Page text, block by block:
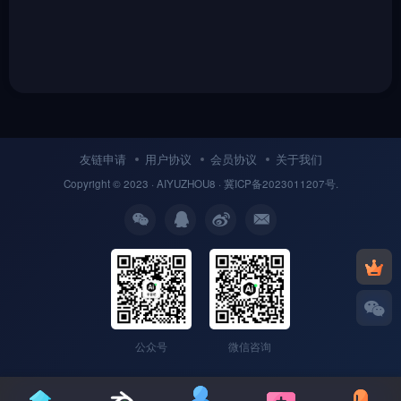
友链申请 用户协议 会员协议 关于我们
Copyright © 2023 · AIYUZHOU8 · 冀ICP备2023011207号.
公众号 微信咨询